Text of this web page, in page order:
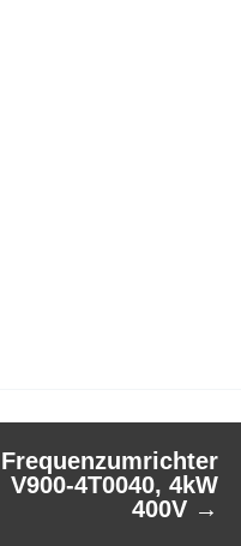
Frequenzumrichter
V900-4T0040, 4kW
400V →